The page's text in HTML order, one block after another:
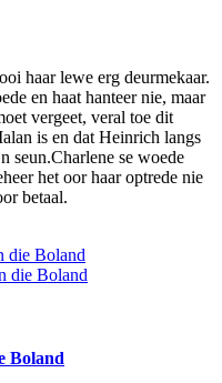
haar lewe erg deurmekaar.
en haat hanteer nie, maar
vergeet, veral toe dit
is en dat Heinrich langs
seun.Charlene se woede
het oor haar optrede nie
betaal.
Boland